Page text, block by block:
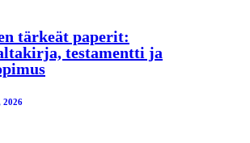
tärkeät paperit:
testamentti ja
2026